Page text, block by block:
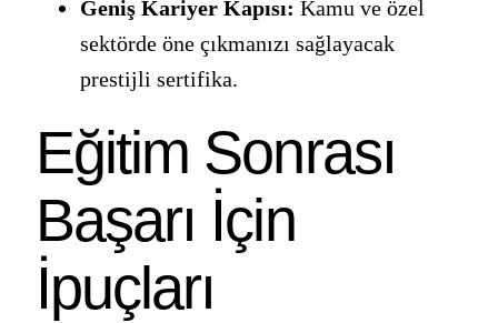
Geniş Kariyer Kapısı: Kamu ve özel
sektörde öne çıkmanızı sağlayacak
prestijli sertifika.
Eğitim Sonrası
Başarı İçin
İpuçları